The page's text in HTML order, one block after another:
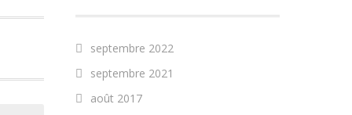
septembre 2022
septembre 2021
août 2017